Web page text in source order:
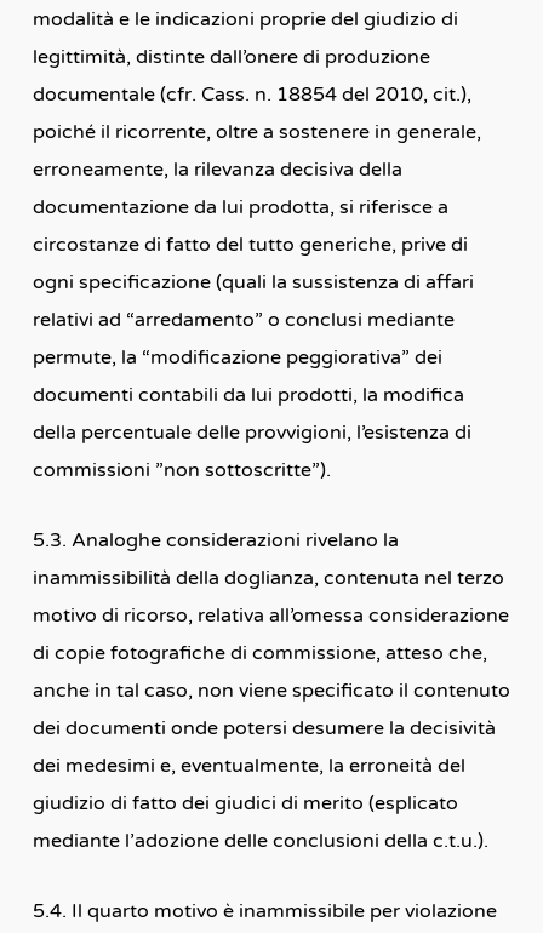
modalità e le indicazioni proprie del giudizio di
legittimità, distinte dall’onere di produzione
documentale (cfr. Cass. n. 18854 del 2010, cit.),
poiché il ricorrente, oltre a sostenere in generale,
erroneamente, la rilevanza decisiva della
documentazione da lui prodotta, si riferisce a
circostanze di fatto del tutto generiche, prive di
ogni specificazione (quali la sussistenza di affari
relativi ad “arredamento” o conclusi mediante
permute, la “modificazione peggiorativa” dei
documenti contabili da lui prodotti, la modifica
della percentuale delle provvigioni, l’esistenza di
commissioni ”non sottoscritte”).
5.3. Analoghe considerazioni rivelano la
inammissibilità della doglianza, contenuta nel terzo
motivo di ricorso, relativa all’omessa considerazione
di copie fotografiche di commissione, atteso che,
anche in tal caso, non viene specificato il contenuto
dei documenti onde potersi desumere la decisività
dei medesimi e, eventualmente, la erroneità del
giudizio di fatto dei giudici di merito (esplicato
mediante l’adozione delle conclusioni della c.t.u.).
5.4. Il quarto motivo è inammissibile per violazione